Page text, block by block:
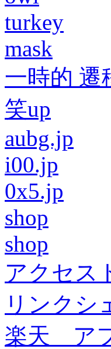
turkey
mask
一時的 遷
笑up
aubg.jp
i00.jp
0x5.jp
shop
shop
アクセ
リンク
楽天 ア